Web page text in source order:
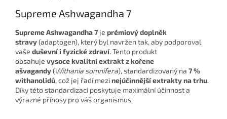
Supreme Ashwagandha 7
Supreme Ashwagandha 7 je prémiový doplněk
stravy(adaptogen), který byl navržen tak, aby podporoval
vaše duševní i fyzické zdraví. Tento produkt
obsahuje vysoce kvalitní extrakt z kořene
ašvagandy(Withania somnifera), standardizovaný na 7 %
withanolidů, což jej řadí mezinejúčinnější extrakty na trhu.
Díky této standardizaci poskytuje maximální účinnost a
výrazné přínosy pro váš organismus.